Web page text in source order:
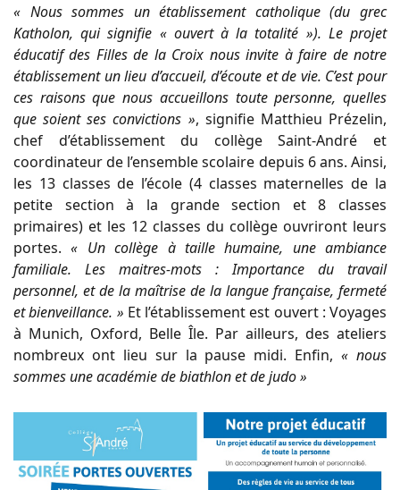
« Nous sommes un établissement catholique (du grec
Katholon, qui signifie « ouvert à la totalité »). Le projet
éducatif des Filles de la Croix nous invite à faire de notre
établissement un lieu d’accueil, d’écoute et de vie. C’est pour
ces raisons que nous accueillons toute personne, quelles
que soient ses convictions », signifie Matthieu Prézelin,
chef d’établissement du collège Saint-André et
coordinateur de l’ensemble scolaire depuis 6 ans. Ainsi,
les 13 classes de l’école (4 classes maternelles de la
petite section à la grande section et 8 classes
primaires) et les 12 classes du collège ouvriront leurs
portes.« Un collège à taille humaine, une ambiance
familiale. Les maitres-mots : Importance du travail
personnel, et de la maîtrise de la langue française, fermeté
et bienveillance. » Et l’établissement est ouvert : Voyages
à Munich, Oxford, Belle Île. Par ailleurs, des ateliers
nombreux ont lieu sur la pause midi. Enfin,« nous
sommes une académie de biathlon et de judo »